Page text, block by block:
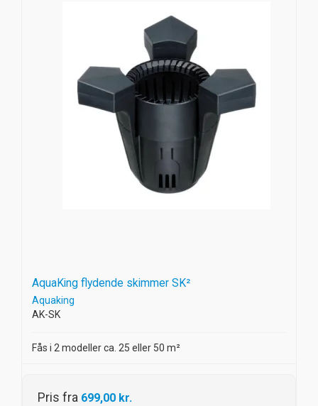
AquaKing flydende skimmer SK²
Aquaking
AK-SK
Fås i 2 modeller ca. 25 eller 50 m²
Pris fra 699,00 kr.